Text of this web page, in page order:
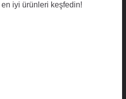
en iyi ürünleri keşfedin!